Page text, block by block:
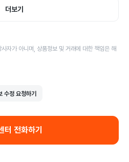
더보기
자가 아니며, 상품정보 및 거래에 대한 책임은 해
수정 요청하기
터 전화하기